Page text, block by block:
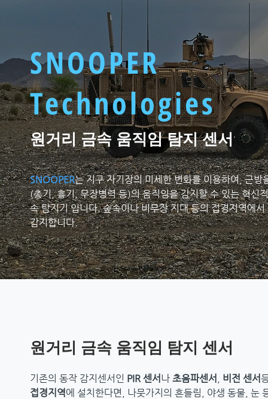
SNOOPER
Technologies
​원거리 금속 움직임 탐지 센서
SNOOPER는 지구 자기장의 미세한 변화를 이용하여, 근방
(총기, 흉기, 무장병력 등)의 움직임을 감지할 수 있는 혁신
속 탐지기 입니다. 숲속이나 비무장 지대 등의 접경지역에
감지합니다.
원거리 금속 움직임 탐지 센서
기존의 동작 감지센서인 PIR 센서 나 초음파센서 비전 센서
접경지역에 설치한다면, 나뭇가지의 흔들림, 야생 동물, 눈